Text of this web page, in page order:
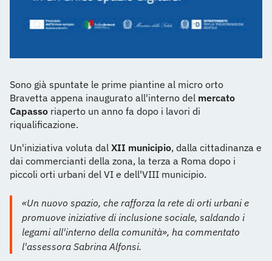
Sono già spuntate le prime piantine al micro orto
Bravetta appena inaugurato all'interno del mercato
Capasso riaperto un anno fa dopo i lavori di
riqualificazione.
Un'iniziativa voluta dal XII municipio, dalla cittadinanza e
dai commercianti della zona, la terza a Roma dopo i
piccoli orti urbani del VI e dell'VIII municipio.
«Un nuovo spazio, che rafforza la rete di orti urbani e
promuove iniziative di inclusione sociale, saldando i
legami all'interno della comunità», ha commentato
l'assessora Sabrina Alfonsi.